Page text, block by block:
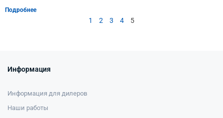
Подробнее
1 2 3 4 5
Информация
Информация для дилеров
Наши работы